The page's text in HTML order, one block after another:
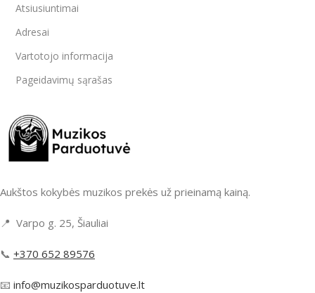
Atsiusiuntimai
Adresai
Vartotojo informacija
Pageidavimų sąrašas
Aukštos kokybės muzikos prekės už prieinamą kainą.
📍 Varpo g. 25, Šiauliai
📞 +370 652 89576
📧 info@muzikosparduotuve.lt